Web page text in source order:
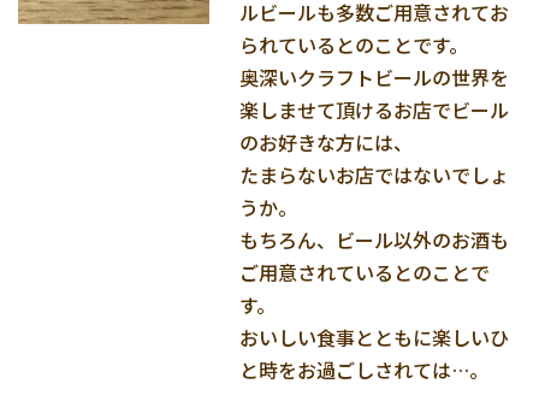
ルビールも多数ご用意されてお
られているとのことです。
奥深いクラフトビールの世界を
楽しませて頂けるお店でビール
のお好きな方には、
たまらないお店ではないでしょ
うか。
もちろん、ビール以外のお酒も
ご用意されているとのことで
す。
おいしい食事とともに楽しいひ
と時をお過ごしされては…。